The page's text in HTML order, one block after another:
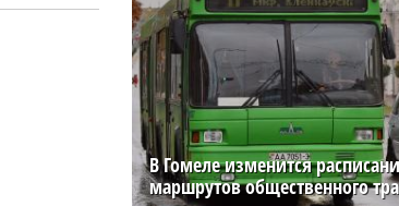
В Гомеле изменится
маршрутов общественного